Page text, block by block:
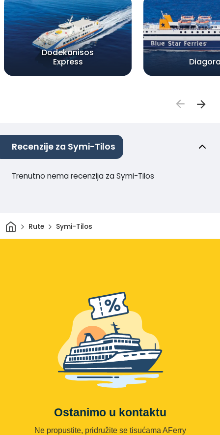
Dodekanisos
Express
Recenzije za Symi-Tilos
Trenutno nema recenzija za Symi-Tilos
DomRute Symi-Tilos
Ostanimo u kontaktu
Ne propustite, pridružite se tisućama AFerry